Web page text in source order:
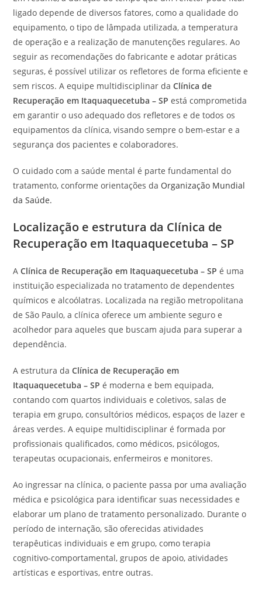
ligado depende de diversos fatores, como a qualidade do
equipamento, o tipo de lâmpada utilizada, a temperatura
de operação e a realização de manutenções regulares. Ao
seguir as recomendações do fabricante e adotar práticas
seguras, é possível utilizar os refletores de forma eficiente e
sem riscos. A equipe multidisciplinar daClínica de
Recuperação em Itaquaquecetuba – SP está comprometida
em garantir o uso adequado dos refletores e de todos os
equipamentos da clínica, visando sempre o bem-estar e a
segurança dos pacientes e colaboradores.
O cuidado com a saúde mental é parte fundamental do
tratamento, conforme orientações da Organização Mundial
da Saúde.
Localização e estrutura da Clínica de
Recuperação em Itaquaquecetuba – SP
AClínica de Recuperação em Itaquaquecetuba – SP é uma
instituição especializada no tratamento de dependentes
químicos e alcoólatras. Localizada na região metropolitana
de São Paulo, a clínica oferece um ambiente seguro e
acolhedor para aqueles que buscam ajuda para superar a
dependência.
A estrutura daClínica de Recuperação em
Itaquaquecetuba – SP é moderna e bem equipada,
contando com quartos individuais e coletivos, salas de
terapia em grupo, consultórios médicos, espaços de lazer e
áreas verdes. A equipe multidisciplinar é formada por
profissionais qualificados, como médicos, psicólogos,
terapeutas ocupacionais, enfermeiros e monitores.
Ao ingressar na clínica, o paciente passa por uma avaliação
médica e psicológica para identificar suas necessidades e
elaborar um plano de tratamento personalizado. Durante o
período de internação, são oferecidas atividades
terapêuticas individuais e em grupo, como terapia
cognitivo-comportamental, grupos de apoio, atividades
artísticas e esportivas, entre outras.